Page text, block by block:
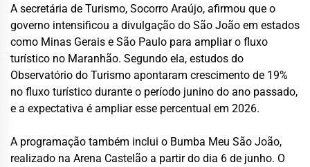
A secretária de Turismo, Socorro Araújo, afirmou que o
governo intensificou a divulgação do São João em estados
como Minas Gerais e São Paulo para ampliar o fluxo
turístico no Maranhão. Segundo ela, estudos do
Observatório do Turismo apontaram crescimento de 19%
no fluxo turístico durante o período junino do ano passado,
e a expectativa é ampliar esse percentual em 2026.
A programação também inclui o Bumba Meu São João,
realizado na Arena Castelão a partir do dia 6 de junho. O